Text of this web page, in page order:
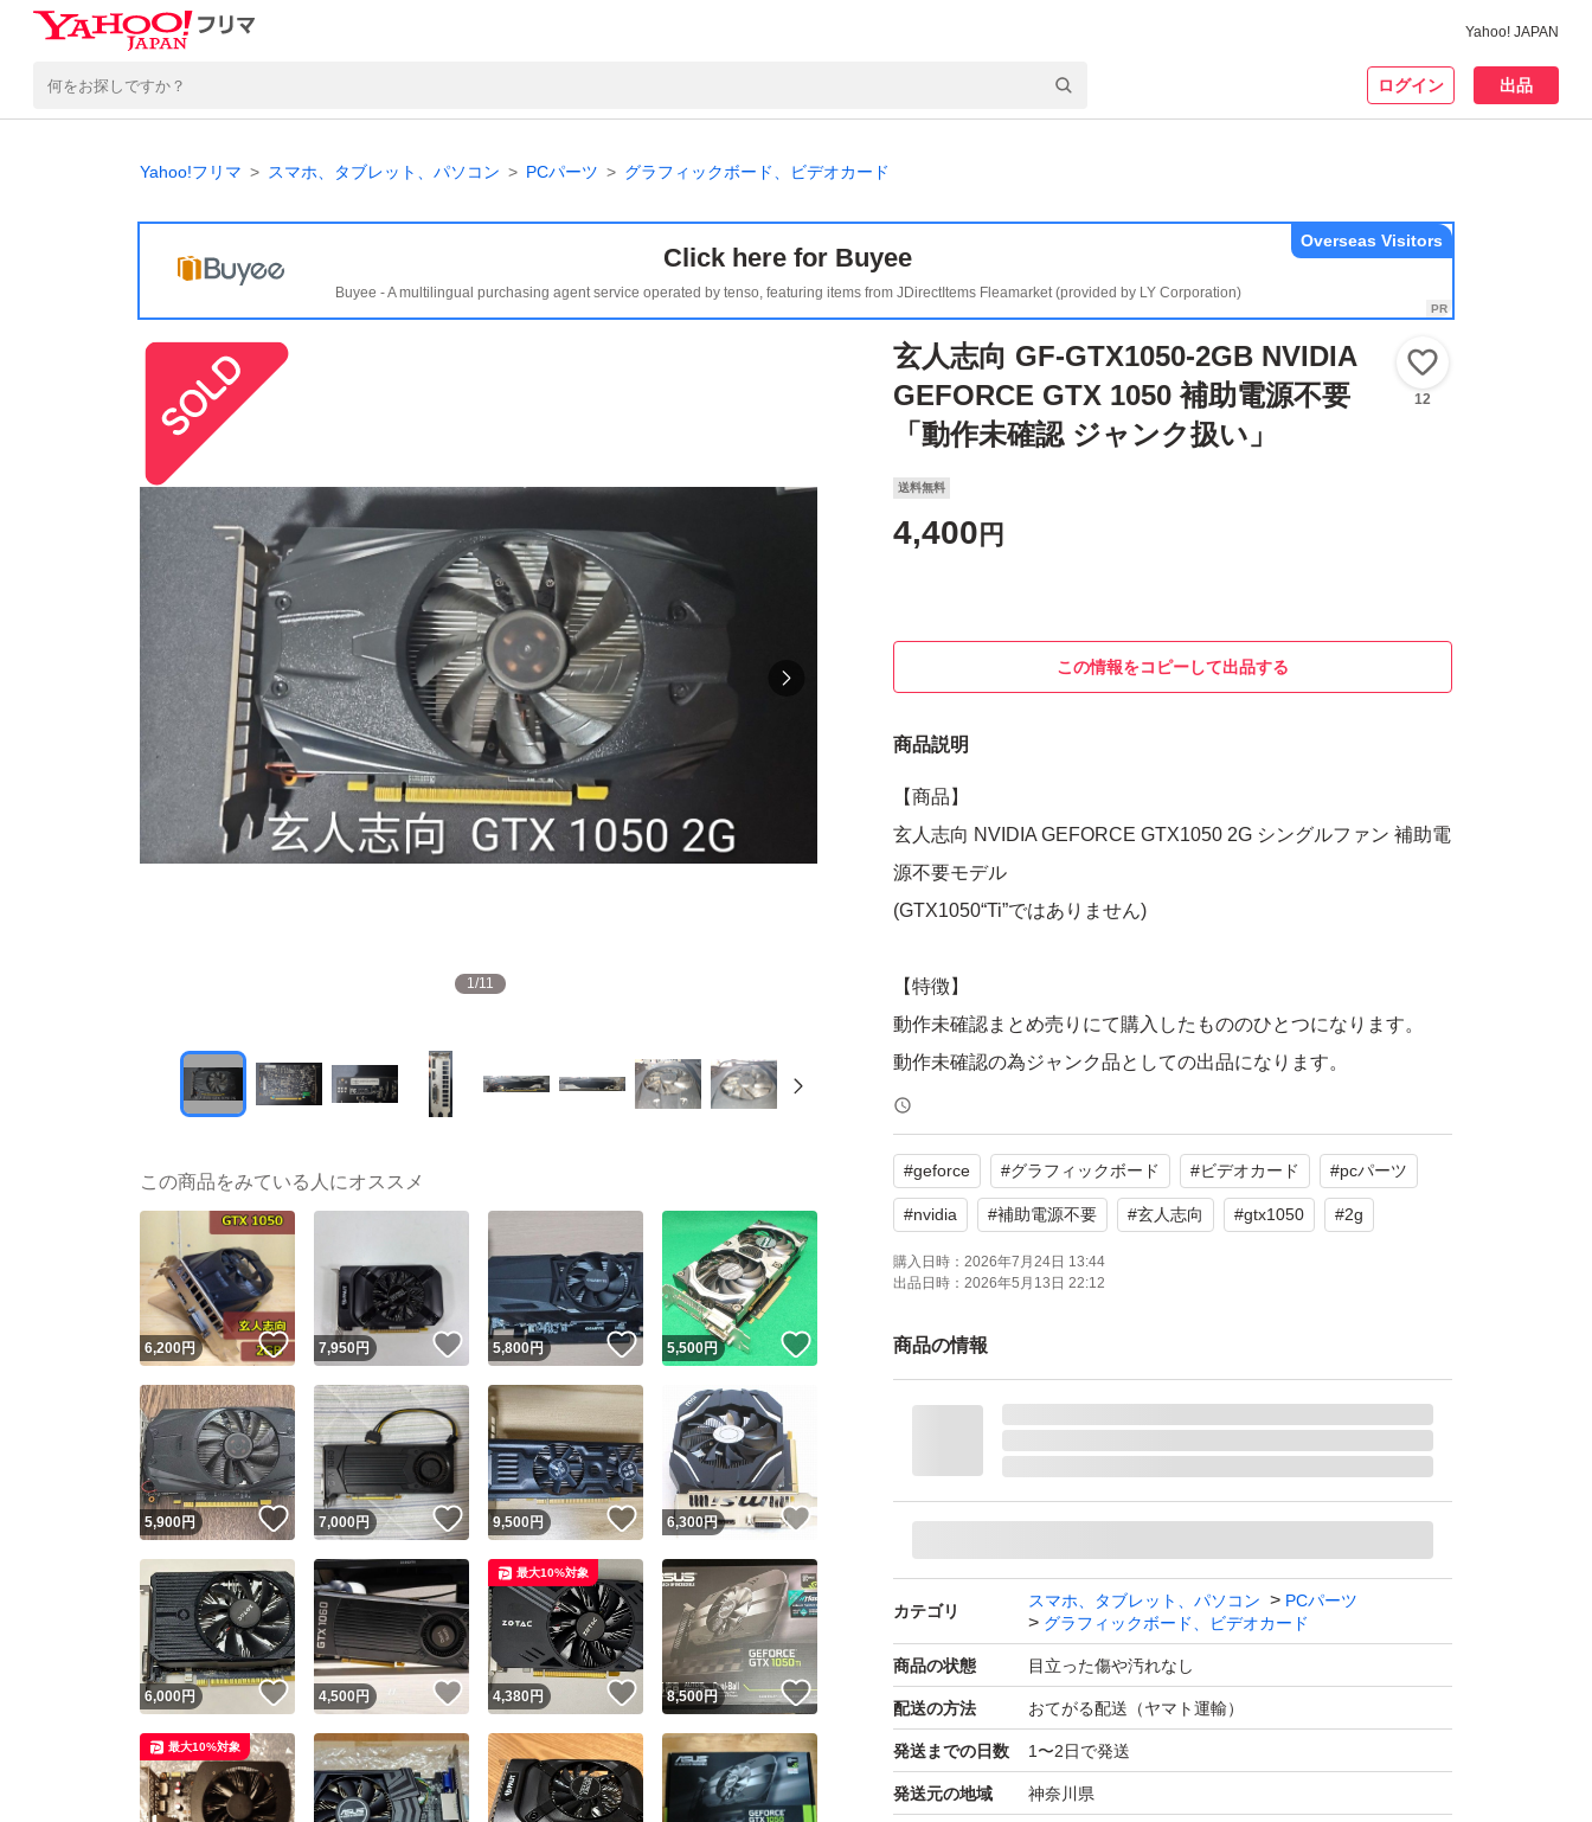
Yahoo! JAPAN
ログイン 出品
Yahoo!フリマ スマホ、タブレット、パソコン PCパーツ グラフィックボード、ビデオカード
Click here for Buyee
Buyee - A multilingual purchasing agent service operated by tenso, featuring items from JDirectItems Fleamarket (provided by LY Corporation)
Overseas Visitors
1/11
玄人志向 GF-GTX1050-2GB NVIDIA
GEFORCE GTX 1050 補助電源不要
「動作未確認 ジャンク扱い」
12
送料無料
4,400 円
この情報をコピーして出品する
商品説明
【商品】
玄人志向 NVIDIA GEFORCE GTX1050 2G シングルファン 補助電
源不要モデル
(GTX1050“Ti”ではありません)
【特徴】
動作未確認まとめ売りにて購入したもののひとつになります。
動作未確認の為ジャンク品としての出品になります。
ジャンク品のため動作の保証はございません。
そのため画像から判断し自己責任でご購入下さい。
追記:写真を複数追加いたしました。状態確認等に役立てていただ
ければ幸いです。(2026/05/27)
即決〇
#geforce #グラフィックボード #ビデオカード #pcパーツ
#nvidia #補助電源不要 #玄人志向 #gtx1050 #2g
購入日時： 2026年7月24日 13:44
出品日時： 2026年5月13日 22:12
商品の情報
カテゴリ
スマホ、タブレット、パソコン
PCパーツ
グラフィックボード、ビデオカード
商品の状態 目立った傷や汚れなし
配送の方法 おてがる配送（ヤマト運輸）
発送までの日数 1〜2日で発送
発送元の地域 神奈川県
この商品をみている人にオススメ
6,200円 いいね！
7,950円 いいね！
5,800円 いいね！
5,500円
5,900円 いいね！
7,000円 いいね！
9,500円 いいね！
6,300円 いいね！
6,000円 いいね！
4,500円 いいね！
4,380円 いいね！
最大10%対象
8,500円 いいね！
最大10%対象